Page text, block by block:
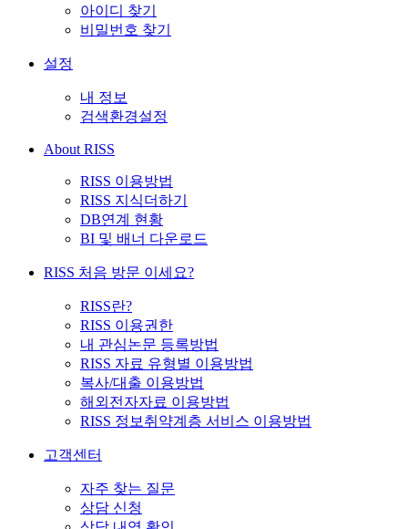
아이디 찾기
비밀번호 찾기
설정
내 정보
검색환경설정
About RISS
RISS 이용방법
RISS 지식더하기
DB연계 현황
BI 및 배너 다운로드
RISS 처음 방문 이세요?
RISS란?
RISS 이용권한
내 관심논문 등록방법
RISS 자료 유형별 이용방법
복사/대출 이용방법
해외전자자료 이용방법
RISS 정보취약계층 서비스 이용방법
고객센터
자주 찾는 질문
상담 신청